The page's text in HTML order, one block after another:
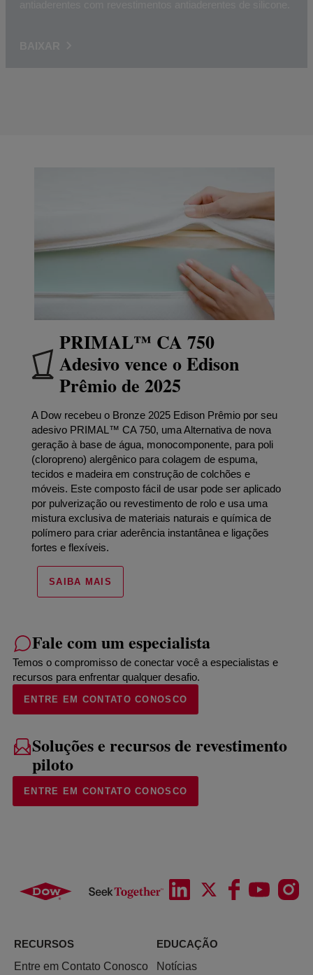
PRIMAL™ CA 750
Adesivo vence o Edison
Prêmio de 2025
A Dow recebeu o Bronze 2025 Edison Prêmio por seu
adesivo PRIMAL™ CA 750, uma Alternativa de nova
geração à base de água, monocomponente, para poli
(cloropreno) alergênico para colagem de espuma,
tecidos e madeira em construção de colchões e
móveis. Este composto fácil de usar pode ser aplicado
por pulverização ou revestimento de rolo e usa uma
mistura exclusiva de materiais naturais e química de
polímero para criar aderência instantânea e ligações
fortes e flexíveis.
SAIBA MAIS
Fale com um especialista
Temos o compromisso de conectar você a especialistas e
recursos para enfrentar qualquer desafio.
ENTRE EM CONTATO CONOSCO
Soluções e recursos de revestimento
piloto
ENTRE EM CONTATO CONOSCO
RECURSOS
Entre em Contato Conosco
EDUCAÇÃO
Notícias